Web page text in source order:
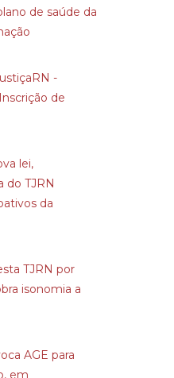
de saúde da
-
de
lei,
do TJRN
da
TJRN por
isonomia a
AGE para
em